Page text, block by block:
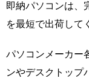
即納パソコンは、
を最短で出荷して
パソコンメーカー
ンやデスクトップ